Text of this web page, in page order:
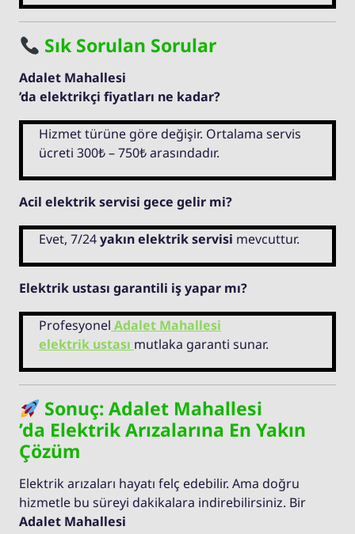
Sık Sorulan Sorular
Adalet Mahallesi
’da elektrikçi fiyatları ne kadar?
Hizmet türüne göre değişir. Ortalama servis
ücreti 300₺ – 750₺ arasındadır.
Acil elektrik servisi gece gelir mi?
Evet, 7/24yakın elektrik servisi mevcuttur.
Elektrik ustası garantili iş yapar mı?
Profesyonel Adalet Mahallesi
elektrik ustası mutlaka garanti sunar.
Sonuç: Adalet Mahallesi
’da Elektrik Arızalarına En Yakın
Çözüm
Elektrik arızaları hayatı felç edebilir. Ama doğru
hizmetle bu süreyi dakikalara indirebilirsiniz. Bir
Adalet Mahallesi